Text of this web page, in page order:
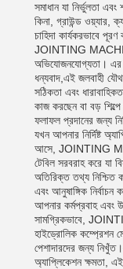
সমাধান যা নির্ভুলতা
কিনা, গ্রাউন্ড ওয়্যার,
চাহিদা কার্যকরভাবে
JOINTING
অভিযোজনযোগ্যতা। এর
ধন্যবাদ,এই জলবাহী
সঠিকতা এবং
কাজ করছেন বা বড়
ফলাফল প্রদানের জন্য
যখন আপনার নির্দিষ্ট
আসে, JOINTING
টেবিল সরবরাহ করে যা
অতিরিক্ত তথ্য নিশ্চিত
এবং আনুষাঙ্গিক
আপনার কর্মপ্রবাহ এবং
সামগ্রিকভাবে,
হাইড্রোলিক কম্প্রেশন
পেশাদারদের জন্য
অ্যাপ্লিকেশন ক্ষমতা,